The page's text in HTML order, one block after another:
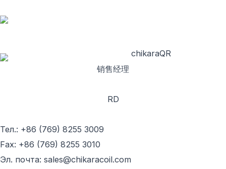
销售经理
RD
Тел.: +86 (769) 8255 3009
Fax: +86 (769) 8255 3010
Эл. почта: sales@chikaracoil.com